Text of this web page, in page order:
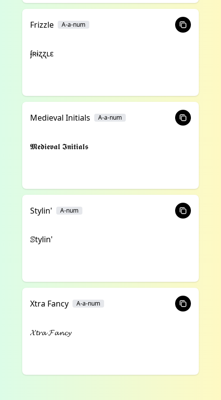
Frizzle A-a-num
ʄʀɨʐʐʟɛ
Medieval Initials A-a-num
𝕸𝖊𝖉𝖎𝖊𝖛𝖆𝖑 𝕴𝖓𝖎𝖙𝖎𝖆𝖑𝖘
Stylin' A-num
ꕷtylin'
Xtra Fancy A-a-num
𝓧𝓽𝓻𝓪 𝓕𝓪𝓷𝓬𝔂